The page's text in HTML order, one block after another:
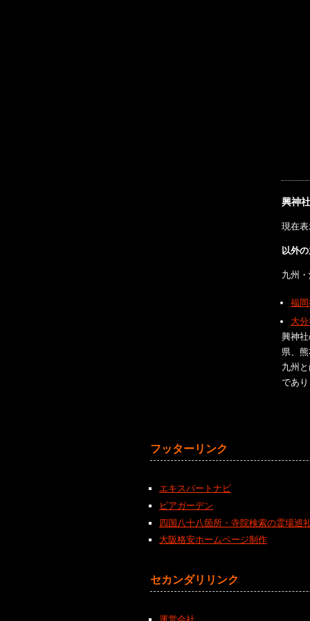
興神
現在
以外
九州
福
大
興神
県、
九州
であ
フッターリンク
エキスパートナビ
ビアガーデン
四国八十八箇所・寺院検索の霊場巡
大阪格安ホームページ制作
セカンダリリンク